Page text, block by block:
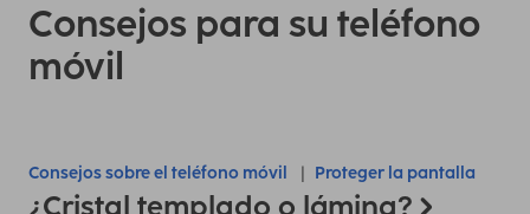
Consejos para su teléfono
móvil
Consejos sobre el teléfono móvil Proteger la pantalla
¿Cristal templado o lámina?